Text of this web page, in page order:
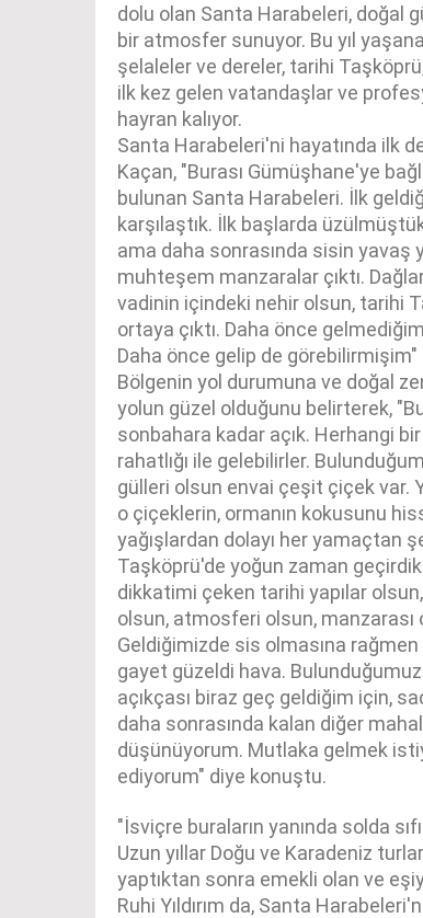
dolu olan Santa Harabeleri, doğal
bir atmosfer sunuyor. Bu yıl
şelaleler ve dereler, tarihi
ilk kez gelen vatandaşlar ve
hayran kalıyor.
Santa Harabeleri'ni hayatında ilk
Kaçan, "Burası Gümüşhane'ye
bulunan Santa Harabeleri. İlk
karşılaştık. İlk başlarda
ama daha sonrasında sisin yavaş
muhteşem manzaralar çıktı.
vadinin içindeki nehir olsun, tarihi
ortaya çıktı. Daha önce
Daha önce gelip de görebilirmişim"
Bölgenin yol durumuna ve doğal
yolun güzel olduğunu belirterek,
sonbahara kadar açık. Herhangi
rahatlığı ile gelebilirler.
gülleri olsun envai çeşit çiçek var.
o çiçeklerin, ormanın kokusunu
yağışlardan dolayı her yamaçtan
Taşköprü'de yoğun zaman
dikkatimi çeken tarihi yapılar
olsun, atmosferi olsun, manzarası
Geldiğimizde sis olmasına
gayet güzeldi hava.
açıkçası biraz geç geldiğim için,
daha sonrasında kalan diğer
düşünüyorum. Mutlaka gelmek
ediyorum" diye konuştu.
"İsviçre buraların yanında solda
Uzun yıllar Doğu ve Karadeniz
yaptıktan sonra emekli olan ve
Ruhi Yıldırım da, Santa